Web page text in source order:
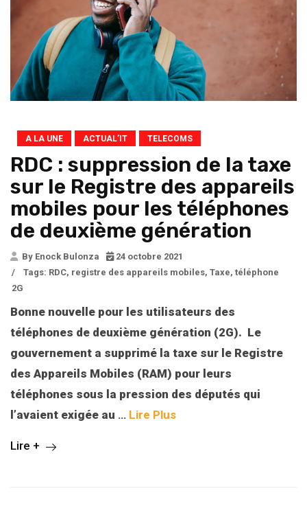
A LA UNE ACTUAL’IT TELECOMS
RDC : suppression de la taxe
sur le Registre des appareils
mobiles pour les téléphones
de deuxième génération
By Enock Bulonza
24 octobre 2021
/
Tags: RDC, registre des appareils mobiles, Taxe, téléphone
2G
Bonne nouvelle pour les utilisateurs des
téléphones de deuxième génération (2G). Le
gouvernement a supprimé la taxe sur le Registre
des Appareils Mobiles (RAM) pour leurs
téléphones sous la pression des députés qui
l’avaient exigée au … Lire Plus
Lire +